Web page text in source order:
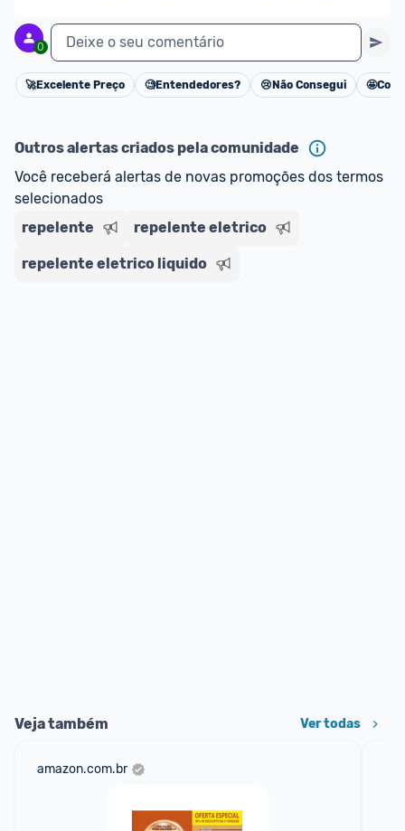
0 Deixe o seu comentário
Cancelar
🚀Excelente Preço 🧐Entendedores? 😢 Não Consegui 🤩
Outros alertas criados pela comunidade
Você receberá alertas de novas promoções dos termos
selecionados
repelente
repelente eletrico
repelente eletrico liquido
Veja também Ver todas
amazon.com.br